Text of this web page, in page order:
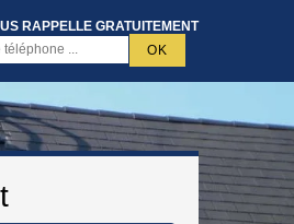
RAPPELLE GRATUITEMENT